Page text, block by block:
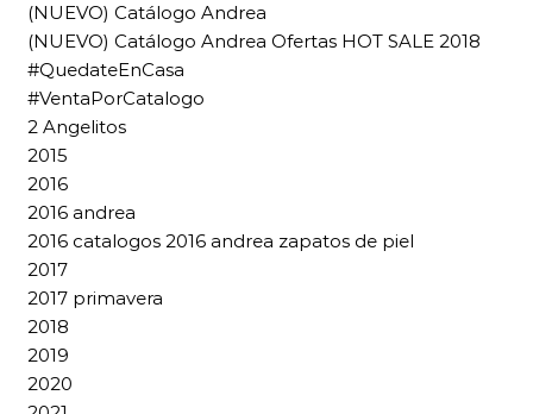
(NUEVO) Catálogo Andrea
(NUEVO) Catálogo Andrea Ofertas HOT SALE 2018
#QuedateEnCasa
#VentaPorCatalogo
2 Angelitos
2015
2016
2016 andrea
2016 catalogos 2016 andrea zapatos de piel
2017
2017 primavera
2018
2019
2020